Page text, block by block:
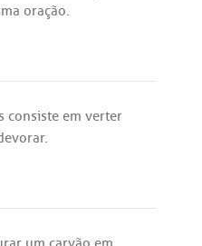
oração.
consiste em verter
.